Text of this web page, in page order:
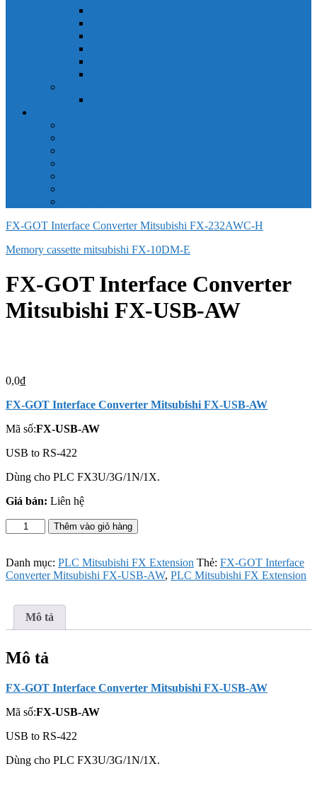
FX-GOT Interface Converter Mitsubishi FX-232AWC-H
Memory cassette mitsubishi FX-10DM-E
FX-GOT Interface Converter
Mitsubishi FX-USB-AW
0,0₫
FX-GOT Interface Converter Mitsubishi FX-USB-AW
Mã số:FX-USB-AW
USB to RS-422
Dùng cho PLC FX3U/3G/1N/1X.
Giá bán: Liên hệ
GOT
Converter
Mitsubishi
số
Thêm vào giỏ hàng
Danh mục: PLC Mitsubishi FX Extension Thẻ: FX-GOT Interface
Converter Mitsubishi FX-USB-AW, PLC Mitsubishi FX Extension
Mô tả
Mô tả
FX-GOT Interface Converter Mitsubishi FX-USB-AW
Mã số:FX-USB-AW
USB to RS-422
Dùng cho PLC FX3U/3G/1N/1X.